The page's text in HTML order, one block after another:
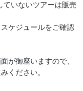
ていないツアーは販売
ケジュールをご確認
が御座いますので、
ください。